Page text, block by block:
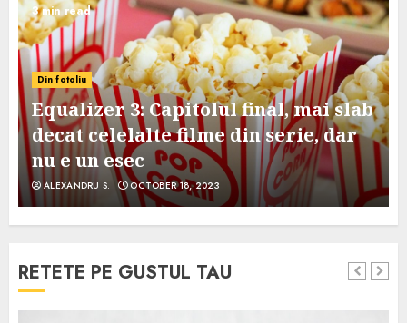
3 min read
Din fotoliu
Equalizer 3: Capitolul final, mai slab
decat celelalte filme din serie, dar
nu e un esec
ALEXANDRU S. OCTOBER 18, 2023
RETETE PE GUSTUL TAU